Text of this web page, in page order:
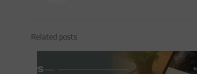
Related posts